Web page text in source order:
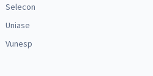
Selecon
Uniase
Vunesp